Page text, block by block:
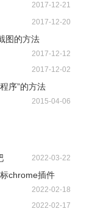
2017-12-21
2017-12-20
图的方法
2017-12-12
2017-12-02
序”的方法
2015-04-06
2022-03-22
chrome插件
2022-02-18
2022-02-17